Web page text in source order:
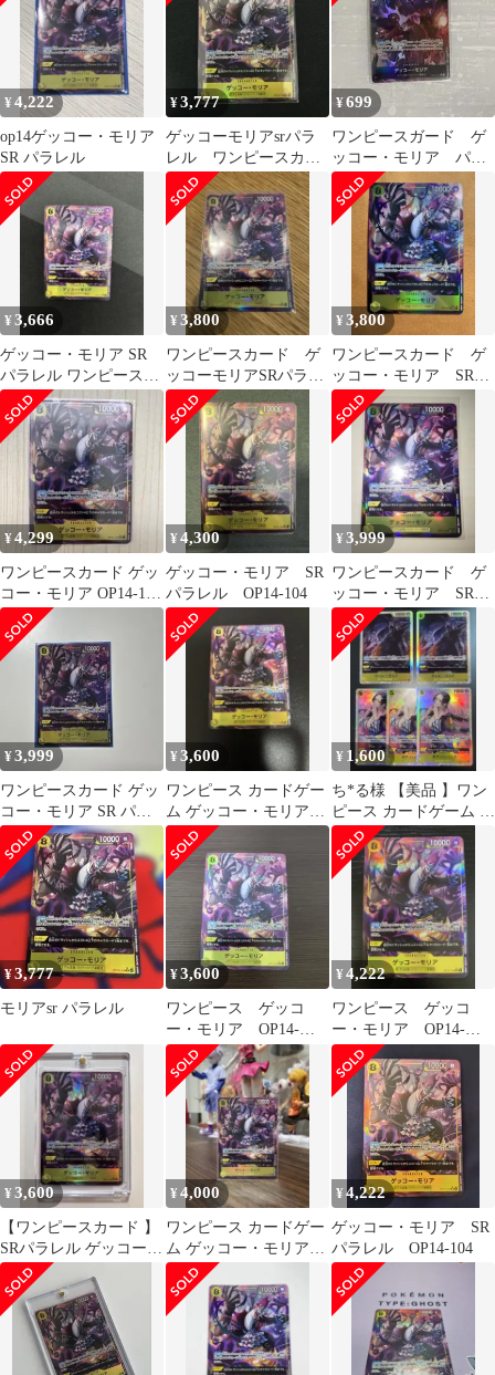
¥4,222
op14ゲッコー・モリア
SR パラレル
¥3,777
ゲッコーモリアsrパラ
レル ワンピースカー
ド
¥699
ワンピースガード ゲ
ッコー・モリア パラ
レルPRB02-013
¥3,666
ゲッコー・モリア SR
パラレル ワンピースカ
ード
¥3,800
ワンピースカード ゲ
ッコーモリアSRパラレ
ル
¥3,800
ワンピースカード ゲ
ッコー・モリア SRパ
ラレル
¥4,299
ワンピースカード ゲッ
コー・モリア OP14-104
SR パラレル
¥4,300
ゲッコー・モリア SR
パラレル OP14-104
¥3,999
ワンピースカード ゲ
ッコー・モリア SRパ
ラレル
¥3,999
ワンピースカード ゲッ
コー・モリア SR パラ
レル
¥3,600
ワンピース カードゲー
ム ゲッコー・モリア
SRパラレル 美品
¥ 1,600
ち*る様 【美品 】ワン
ピース カードゲーム ハ
ンコック ゲッコーモリ
ア
¥3,777
モリアsr パラレル
¥3,600
ワンピース ゲッコ
ー・モリア OP14-
104 SR パラレル
¥4,222
ワンピース ゲッコ
ー・モリア OP14-
104 SR パラレル
¥3,600
【ワンピースカード 】
SRパラレル ゲッコー・
モリア OP14-104
¥4,000
ワンピース カードゲー
ム ゲッコー・モリア
SR パラレル
¥4,222
ゲッコー・モリア SR
パラレル OP14-104